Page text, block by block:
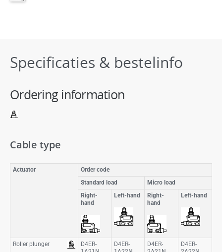
Specificaties & bestelinfo
Ordering information
Cable type
Actuator
Order code
Standard load
Micro load
Right-
hand
Left-hand
Right-
hand
Left-hand
Roller plunger
D4ER-
D4ER-
D4ER-
D4ER-